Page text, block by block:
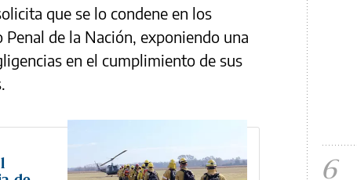
que se lo condene en los
de la Nación, exponiendo una
en el cumplimiento de sus
6